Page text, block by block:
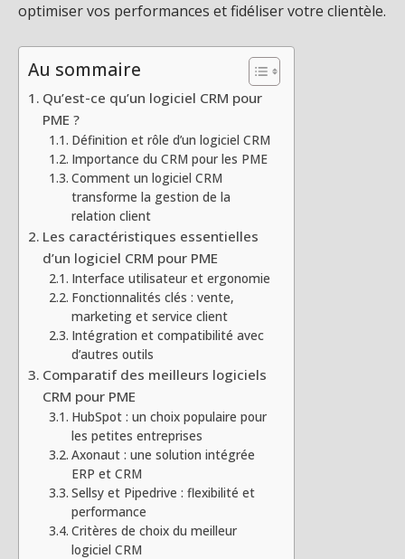
optimiser vos performances et fidéliser votre clientèle.
Au sommaire
Qu’est-ce qu’un logiciel CRM pour
PME ?
Définition et rôle d’un logiciel CRM
Importance du CRM pour les PME
Comment un logiciel CRM
transforme la gestion de la
relation client
Les caractéristiques essentielles
d’un logiciel CRM pour PME
Interface utilisateur et ergonomie
Fonctionnalités clés : vente,
marketing et service client
Intégration et compatibilité avec
d’autres outils
Comparatif des meilleurs logiciels
CRM pour PME
HubSpot : un choix populaire pour
les petites entreprises
Axonaut : une solution intégrée
ERP et CRM
Sellsy et Pipedrive : flexibilité et
performance
Critères de choix du meilleur
logiciel CRM